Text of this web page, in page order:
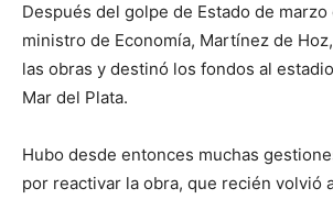
Después del golpe de Estado de marzo
ministro de Economía, Martínez de
las obras y destinó los fondos al
Mar del Plata.
Hubo desde entonces muchas
por reactivar la obra, que recién volvió